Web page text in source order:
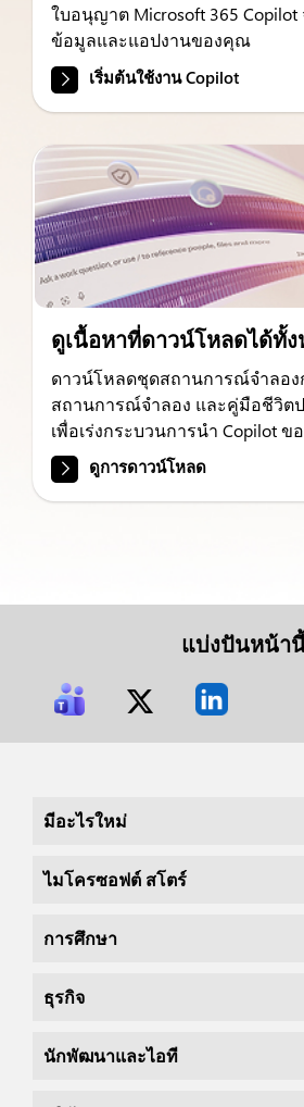
ใบอนุญาต Microsoft 365 Copilot
ข้อมูลและแอปงานของคุณ
เริ่มต้นใช้งาน Copilot
ดูเนื้อหาที่ดาวน์โหลดได้ทั้
ดาวน์โหลดชุดสถานการณ์จำลอ
สถานการณ์จำลอง และคู่มือชีวิตป
เพื่อเร่งกระบวนการนำ Copilot
ดูการดาวน์โหลด
แบ่งปันหน้า
มีอะไรใหม่
ไมโครซอฟต์ สโตร์
การศึกษา
ธุรกิจ
นักพัฒนาและไอที